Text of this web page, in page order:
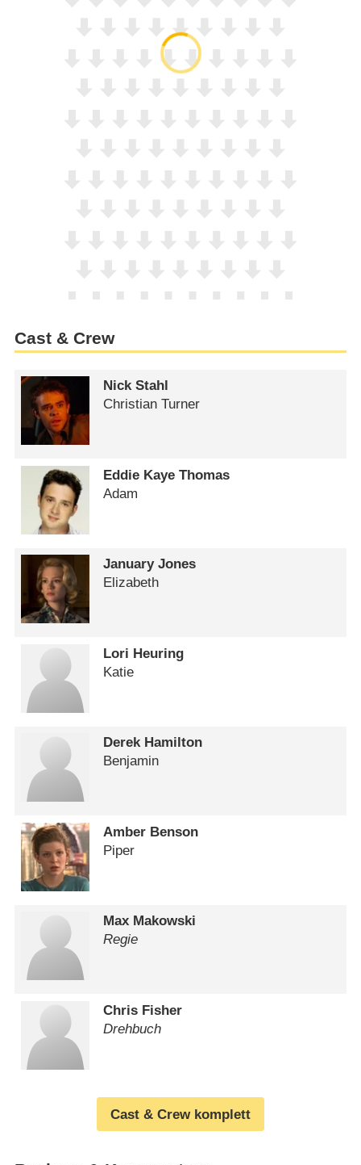
Cast & Crew
Nick Stahl
Christian Turner
Eddie Kaye Thomas
Adam
January Jones
Elizabeth
Lori Heuring
Katie
Derek Hamilton
Benjamin
Amber Benson
Piper
Max Makowski
Regie
Chris Fisher
Drehbuch
Cast & Crew komplett